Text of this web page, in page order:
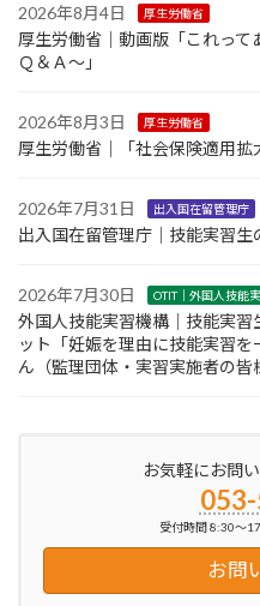
2026年8月4日 厚生労働省
厚生労働省｜動画版「これっ
Ｑ＆Ａ～」
2026年8月3日 厚生労働省
厚生労働省｜「社会保険適用
2026年7月31日 出入国在留管理庁
出入国在留管理庁｜技能実習生
2026年7月30日 OTIT｜外国人技能
外国人技能実習機構｜技能実
ット「妊娠を理由に技能実習
ん（監理団体・実習実施者の
お気軽にお問
受付時間 8:30～
お問